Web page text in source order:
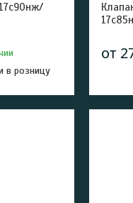
в розницу
от